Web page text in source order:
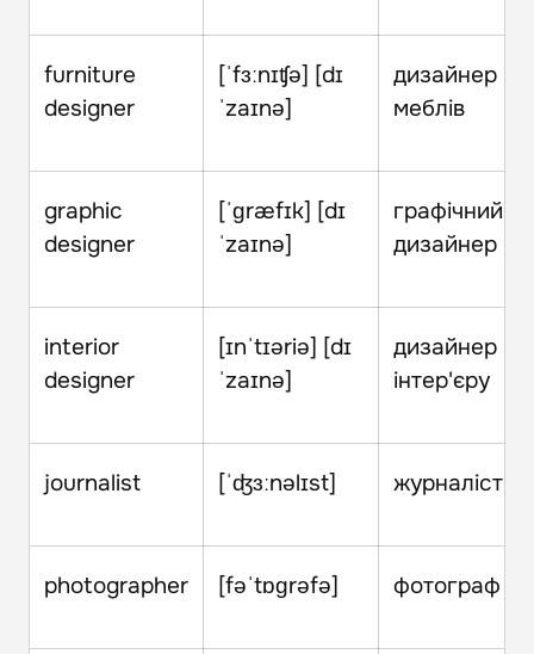
furniture
designer
[ˈfɜːnɪʧə] [dɪ
ˈzaɪnə]
дизайнер
меблів
graphic
designer
[ˈɡræfɪk] [dɪ
ˈzaɪnə]
графічний
дизайнер
interior
designer
[ɪnˈtɪəriə] [dɪ
ˈzaɪnə]
дизайнер
інтер'єру
journalist [ˈʤɜːnəlɪst] журналіст
photographer [fəˈtɒɡrəfə] фотограф